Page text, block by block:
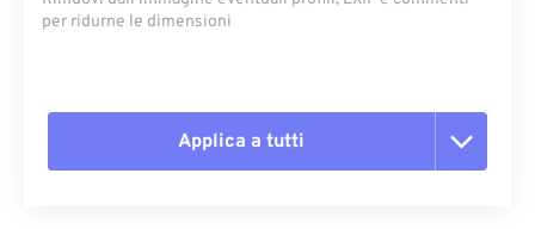
per ridurne le dimensioni
Applica a tutti